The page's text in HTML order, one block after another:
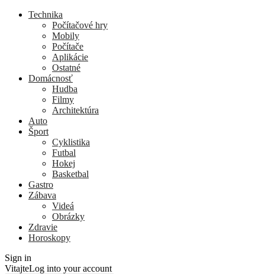
Technika
Počítačové hry
Mobily
Počítače
Aplikácie
Ostatné
Domácnosť
Hudba
Filmy
Architektúra
Auto
Šport
Cyklistika
Futbal
Hokej
Basketbal
Gastro
Zábava
Videá
Obrázky
Zdravie
Horoskopy
Sign in
VitajteLog into your account